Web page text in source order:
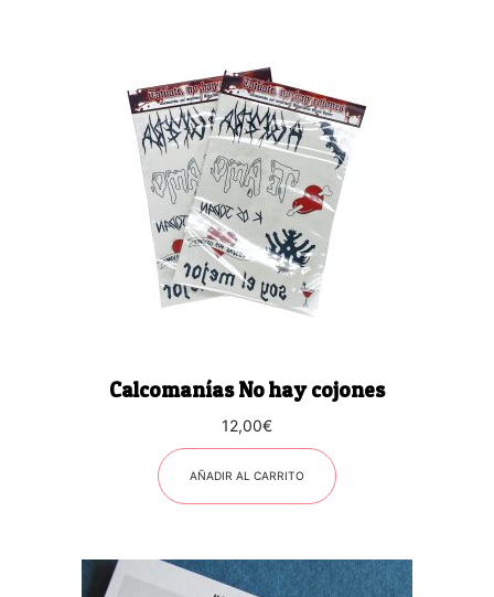
Calcomanías No hay cojones
12,00€
AÑADIR AL CARRITO